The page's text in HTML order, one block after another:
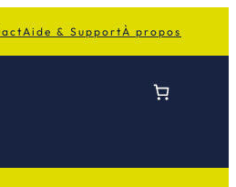
Aide & SupportÀ propos